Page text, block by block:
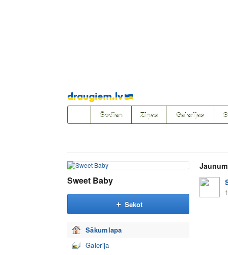
Pāriet
uz
saturu
Šodien Ziņas Galerijas
Sweet Baby
Sekot
Sākumlapa
Galerija